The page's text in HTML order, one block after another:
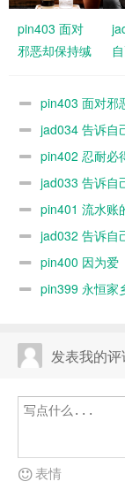
pin403 面对
邪恶却保持缄
pin403 面对邪
jad034 告诉自
pin402 忍耐必
jad033 告诉自
pin401 流水账
jad032 告诉自
pin400 因为爱
pin399 永恒家
发表我的评
表情